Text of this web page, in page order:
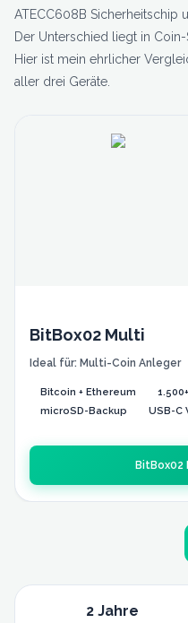
ATECC608B Sicherheitschip
Der Unterschied liegt in
Hier ist mein ehrlicher
aller drei Geräte.
BitBox02 Multi
Ideal für: Multi-Coin Anleger
Bitcoin + Ethereum
microSD-Backup
USB-C
BitBox02
2 Jahre